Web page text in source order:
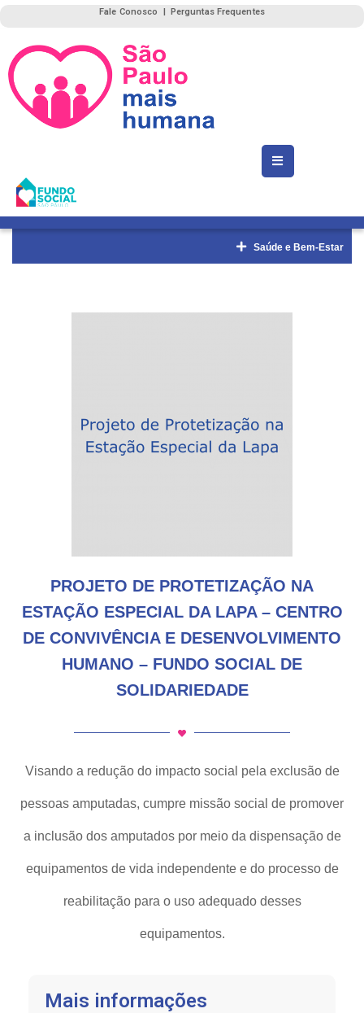
Fale Conosco | Perguntas Frequentes
Saúde e Bem-Estar
PROJETO DE PROTETIZAÇÃO NA
ESTAÇÃO ESPECIAL DA LAPA – CENTRO
DE CONVIVÊNCIA E DESENVOLVIMENTO
HUMANO – FUNDO SOCIAL DE
SOLIDARIEDADE
Visando a redução do impacto social pela exclusão de
pessoas amputadas, cumpre missão social de promover
a inclusão dos amputados por meio da dispensação de
equipamentos de vida independente e do processo de
reabilitação para o uso adequado desses
equipamentos.
Mais informações